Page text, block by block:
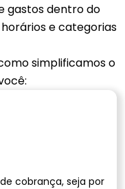
gastos dentro do
e categorias
simplificamos o
cobrança, seja por